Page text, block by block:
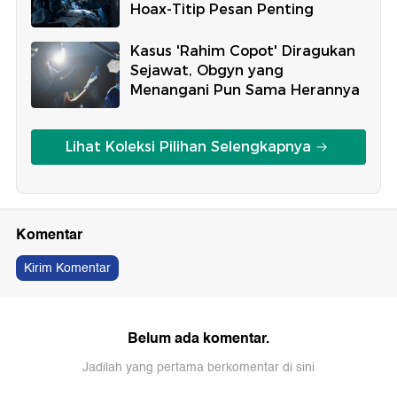
Hoax-Titip Pesan Penting
Kasus 'Rahim Copot' Diragukan
Sejawat, Obgyn yang
Menangani Pun Sama Herannya
Lihat Koleksi Pilihan Selengkapnya
Komentar
Kirim Komentar
Belum ada komentar.
Jadilah yang pertama berkomentar di sini